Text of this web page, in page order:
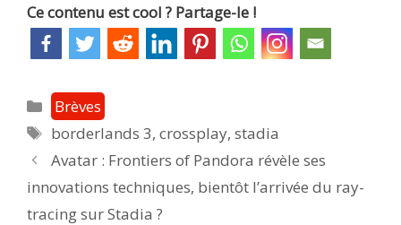
Ce contenu est cool ? Partage-le !
Catégories
Brèves
Étiquettes
borderlands 3,crossplay,stadia
Post
navigation
Avatar : Frontiers of Pandora révèle ses
innovations techniques, bientôt l’arrivée du ray-
tracing sur Stadia ?